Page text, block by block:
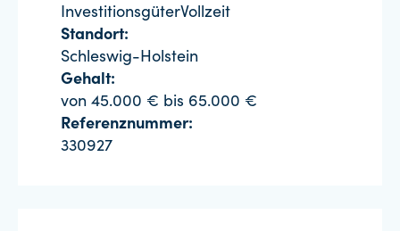
InvestitionsgüterVollzeit
Standort:
Schleswig-Holstein
Gehalt:
von 45.000 € bis 65.000 €
Referenznummer:
330927